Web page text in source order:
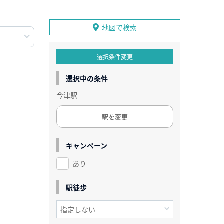
地図で検索
選択条件変更
選択中の条件
今津駅
駅を変更
キャンペーン
あり
駅徒歩